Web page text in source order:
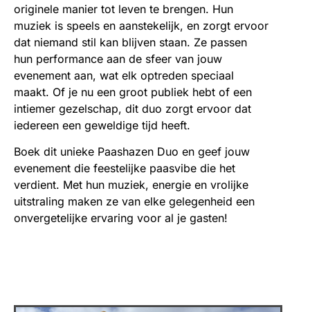
originele manier tot leven te brengen. Hun
muziek is speels en aanstekelijk, en zorgt ervoor
dat niemand stil kan blijven staan. Ze passen
hun performance aan de sfeer van jouw
evenement aan, wat elk optreden speciaal
maakt. Of je nu een groot publiek hebt of een
intiemer gezelschap, dit duo zorgt ervoor dat
iedereen een geweldige tijd heeft.
Boek dit unieke Paashazen Duo en geef jouw
evenement die feestelijke paasvibe die het
verdient. Met hun muziek, energie en vrolijke
uitstraling maken ze van elke gelegenheid een
onvergetelijke ervaring voor al je gasten!